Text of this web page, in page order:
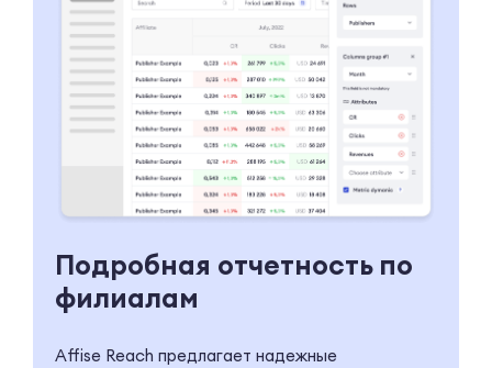
Подробная отчетность по
филиалам
Affise Reach предлагает надежные